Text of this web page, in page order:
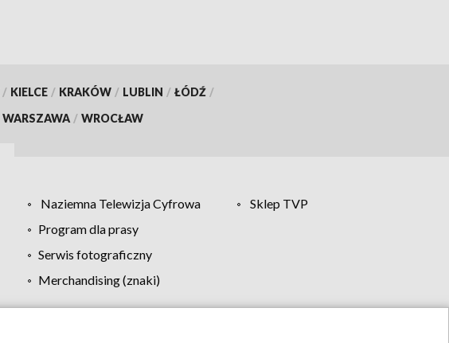
/ KIELCE / KRAKÓW / LUBLIN / ŁÓDŹ /
WARSZAWA / WROCŁAW
Naziemna Telewizja Cyfrowa
Sklep TVP
Program dla prasy
Serwis fotograficzny
Merchandising (znaki)